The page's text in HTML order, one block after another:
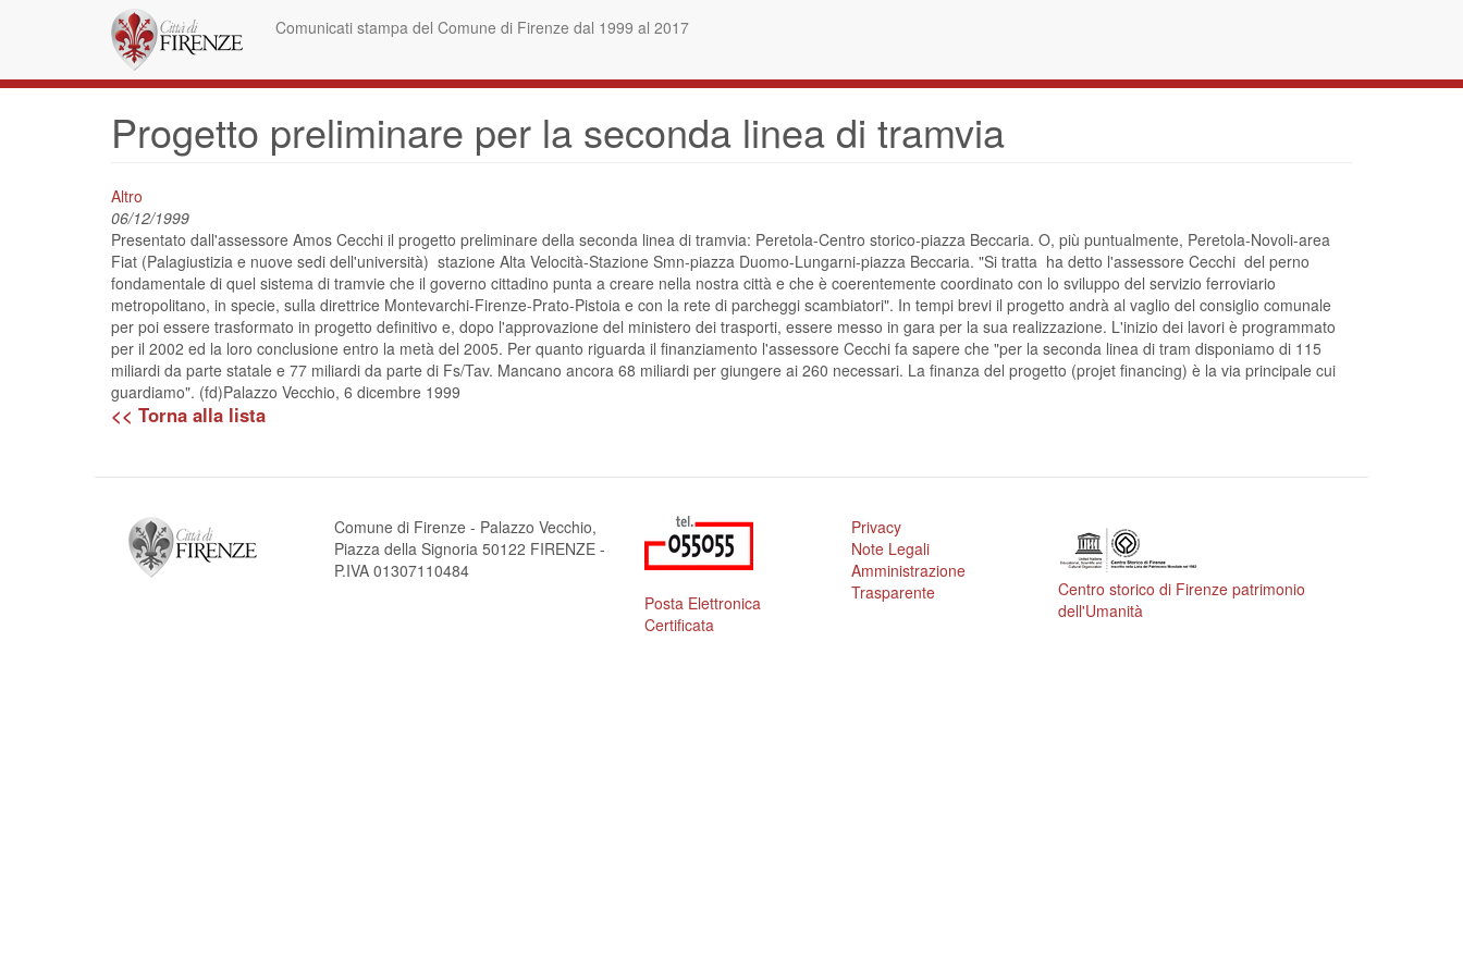
content
Comunicati stampa del Comune di Firenze dal 1999 al 2017
Progetto preliminare per la seconda linea di tramvia
Altro
06/12/1999
Presentato dall'assessore Amos Cecchi il progetto preliminare della seconda linea di tramvia: Peretola-Centro storico-piazza Beccaria. O, più puntualmente, Peretola-Novoli-area
Fiat (Palagiustizia e nuove sedi dell'università)  stazione Alta Velocità-Stazione Smn-piazza Duomo-Lungarni-piazza Beccaria. "Si tratta  ha detto l'assessore Cecchi  del perno
fondamentale di quel sistema di tramvie che il governo cittadino punta a creare nella nostra città e che è coerentemente coordinato con lo sviluppo del servizio ferroviario
metropolitano, in specie, sulla direttrice Montevarchi-Firenze-Prato-Pistoia e con la rete di parcheggi scambiatori". In tempi brevi il progetto andrà al vaglio del consiglio comunale
per poi essere trasformato in progetto definitivo e, dopo l'approvazione del ministero dei trasporti, essere messo in gara per la sua realizzazione. L'inizio dei lavori è programmato
per il 2002 ed la loro conclusione entro la metà del 2005. Per quanto riguarda il finanziamento l'assessore Cecchi fa sapere che "per la seconda linea di tram disponiamo di 115
miliardi da parte statale e 77 miliardi da parte di Fs/Tav. Mancano ancora 68 miliardi per giungere ai 260 necessari. La finanza del progetto (projet financing) è la via principale cui
guardiamo". (fd)Palazzo Vecchio, 6 dicembre 1999
<< Torna alla lista
Comune di Firenze - Palazzo Vecchio,
Piazza della Signoria 50122 FIRENZE -
P.IVA 01307110484
Posta Elettronica
Certificata
Privacy
Note Legali
Amministrazione
Trasparente
Centro storico di Firenze patrimonio
dell'Umanità